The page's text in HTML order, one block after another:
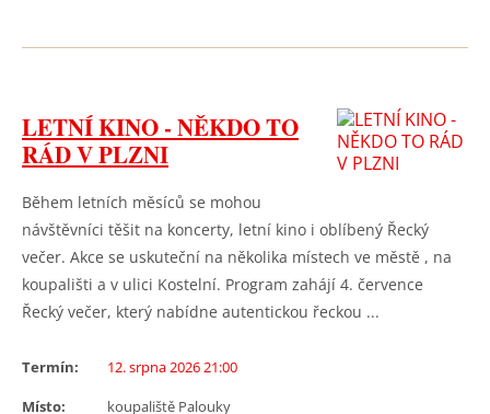
LETNÍ KINO - NĚKDO TO
RÁD V PLZNI
Během letních měsíců se mohou
návštěvníci těšit na koncerty, letní kino i oblíbený Řecký
večer. Akce se uskuteční na několika místech ve městě , na
koupališti a v ulici Kostelní. Program zahájí 4. července
Řecký večer, který nabídne autentickou řeckou ...
Termín:
12. srpna 2026 21:00
Místo:
koupaliště Palouky